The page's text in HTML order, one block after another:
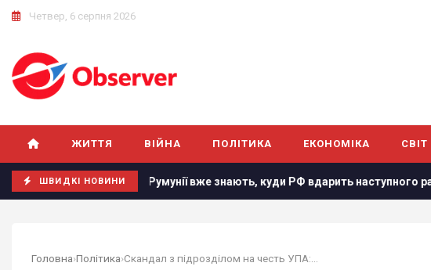
Четвер, 6 серпня 2026
ЖИТТЯ ВІЙНА ПОЛІТИКА ЕКОНОМІКА СВІТ
ШВИДКІ НОВИНИ
В Румунії вже знають, куди РФ вдарить наступного разу, - ЗМІ
Головна›Політика›